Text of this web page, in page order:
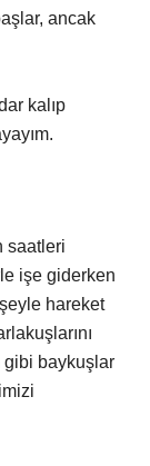
ancak
kalıp
saatleri
işe giderken
hareket
gibi baykuşlar